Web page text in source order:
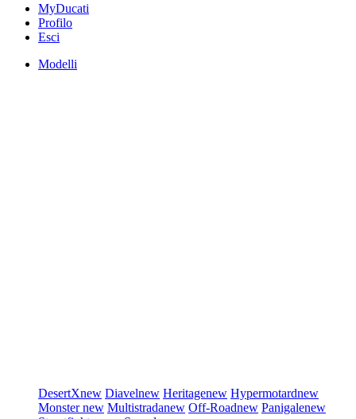
MyDucati
Profilo
Esci
Modelli
DesertXnew Diavelnew Heritagenew Hypermotardnew
Monsternew Multistradanew Off-Roadnew Panigalenew